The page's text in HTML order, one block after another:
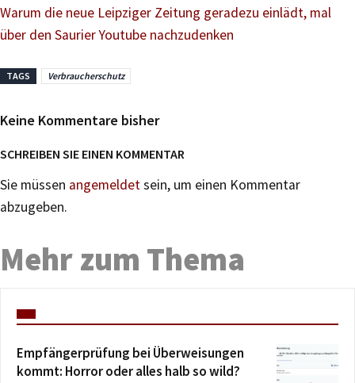
Warum die neue Leipziger Zeitung geradezu einlädt, mal
über den Saurier Youtube nachzudenken
TAGS Verbraucherschutz
Keine Kommentare bisher
SCHREIBEN SIE EINEN KOMMENTAR
Sie müssen angemeldetsein, um einen Kommentar
abzugeben.
Mehr zum Thema
Empfängerprüfung bei Überweisungen
kommt: Horror oder alles halb so wild?